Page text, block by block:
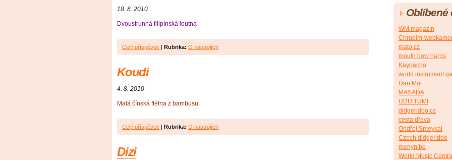
18. 8. 2010
Dvoustrunná filipínská loutna
Celý příspěvek | Rubrika: O nástrojích
Koudi
4. 8. 2010
Malá čínská flétna z bambusu
Celý příspěvek | Rubrika: O nástrojích
Dizi
Oblíbené
WM magazín
Chrudim-
mato.cz
mouth bow harps
Kaypacha
world instrument
Dan Moi
MASADA
UDU.TUMI
didgeridoo.cz
cesta dřeva
Ondřej Smeykal
Czech didgeridoo
merlyn.be
World Music